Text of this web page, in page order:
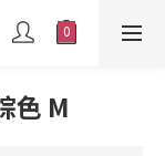
色 M